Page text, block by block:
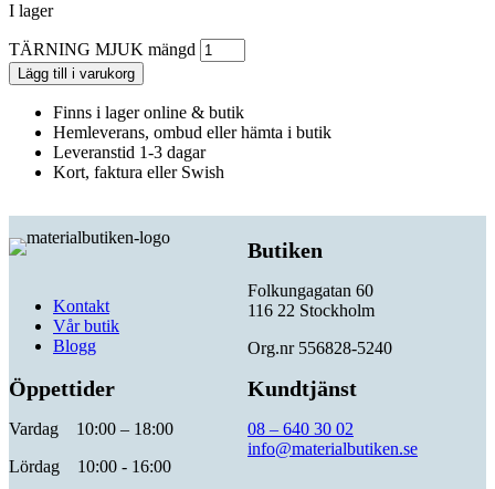
I lager
TÄRNING MJUK mängd
Lägg till i varukorg
Finns i lager online & butik
Hemleverans, ombud eller hämta i butik
Leveranstid 1-3 dagar
Kort, faktura eller Swish
Kontakt
Vår butik
Blogg
Butiken
Folkungagatan 60
116 22 Stockholm
Org.nr 556828-5240
Öppettider
Vardag 10:00 – 18:00
Lördag 10:00 - 16:00
Kundtjänst
08 – 640 30 02
info@materialbutiken.se